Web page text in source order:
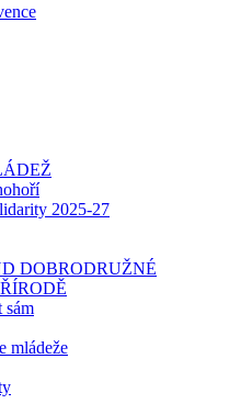
2025-27
DOBRODRUŽNÉ
sám
mládeže